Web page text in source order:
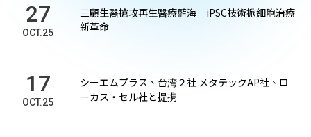
27
OCT.25
三顧生醫搶攻再生醫療藍海 iPSC技術掀細胞治療
新革命
17
OCT.25
シーエムプラス、台湾２社 メタテックAP社、ロ
ーカス・セル社と提携